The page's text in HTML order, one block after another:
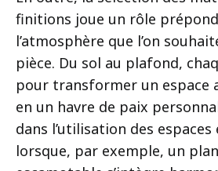
finitions joue un rôle
l’atmosphère que l’on
pièce. Du sol au plafond,
pour transformer un espace
en un havre de paix
dans l’utilisation des
lorsque, par exemple, un